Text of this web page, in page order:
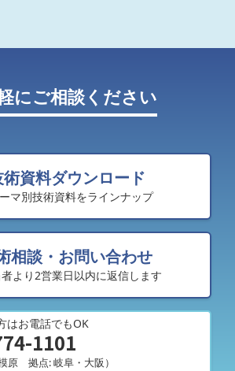
にご相談ください
術資料ダウンロード
マ別技術資料をラインナップ
相談・お問い合わせ
より2営業日以内に返信します
はお電話でもOK
1101
原 拠点: 岐阜・大阪）